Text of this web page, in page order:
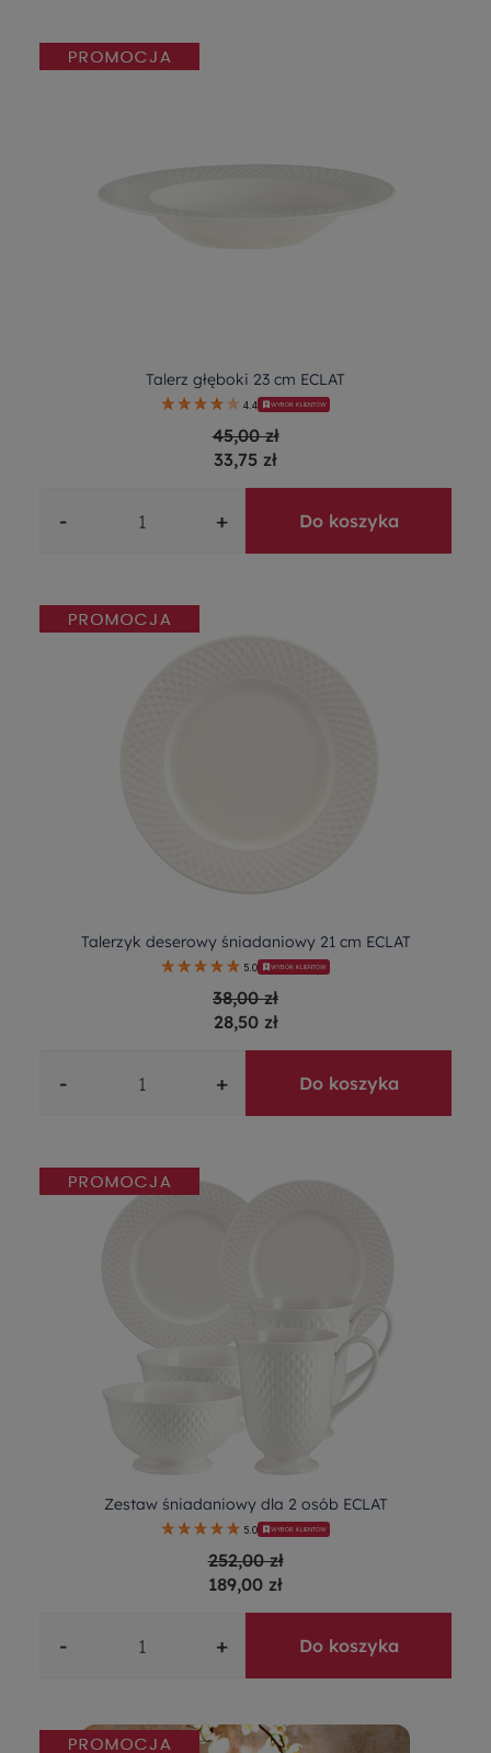
Talerz głęboki 23 cm ECLAT
4.4 WYBÓR KLIENTÓW
45,00 zł
33,75 zł
- + Do koszyka
Talerzyk deserowy śniadaniowy 21 cm ECLAT
5.0 WYBÓR KLIENTÓW
38,00 zł
28,50 zł
- + Do koszyka
Zestaw śniadaniowy dla 2 osób ECLAT
5.0 WYBÓR KLIENTÓW
252,00 zł
189,00 zł
- + Do koszyka